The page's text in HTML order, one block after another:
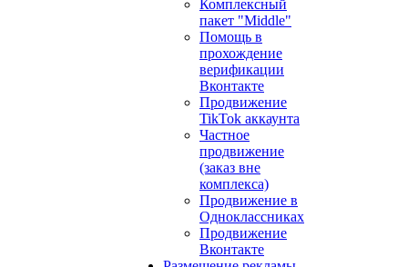
Комплексный
пакет "Middle"
Помощь в
прохождение
верификации
Вконтакте
Продвижение
TikTok аккаунта
Частное
продвижение
(заказ вне
комплекса)
Продвижение в
Одноклассниках
Продвижение
Вконтакте